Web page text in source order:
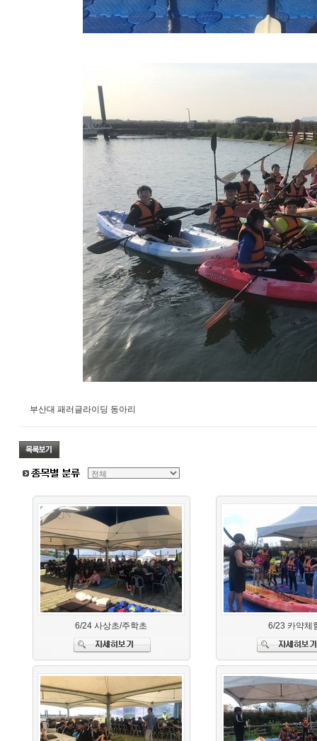
부산대 패러글라이딩 동아리
6/24 사상초/주학초 6/23 카약체